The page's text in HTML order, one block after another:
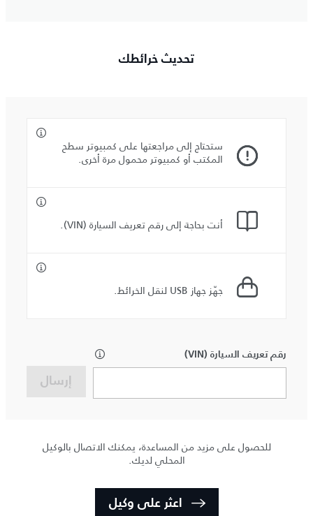
تحديث خرائطك
ستحتاج إلى مراجعتها على كمبيوتر سطح
المكتب أو كمبيوتر محمول مرة أخرى.
أنت بحاجة إلى رقم تعريف السيارة (VIN).
جهّز جهاز USB لنقل الخرائط.
رقم تعريف السيارة (VIN)
إرسال
للحصول على مزيد من المساعدة، يمكنك الاتصال بالوكيل
المحلي لديك.
اعثر على وكيل